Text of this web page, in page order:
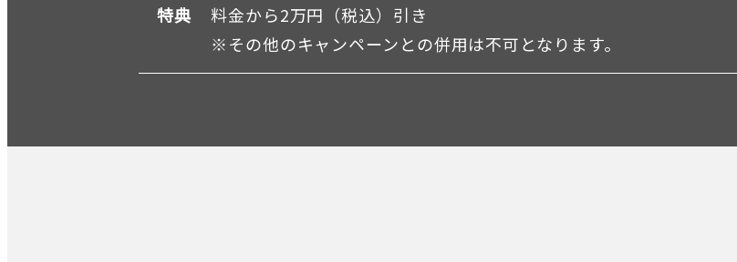
特典
料金から2万円（税込）引き
※その他のキャンペーンとの併用は不可となります。